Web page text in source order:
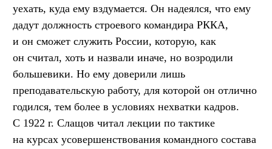
уехать, куда ему вздумается. Он надеялся, что ему
дадут должность строевого командира РККА,
и он сможет служить России, которую, как
он считал, хоть и назвали иначе, но возродили
большевики. Но ему доверили лишь
преподавательскую работу, для которой он отлично
годился, тем более в условиях нехватки кадров.
С 1922 г. Слащов читал лекции по тактике
на курсах усовершенствования командного состава